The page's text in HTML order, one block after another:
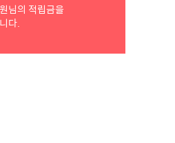
님의 적립금을
다.